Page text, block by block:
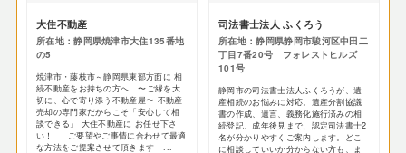
大住不動産
所在地：静岡県焼津市大住135番地
の5
焼津市・藤枝市～静岡県東部方面に 相
続不動産をお持ちの方へ 〜ご縁を大
切に、心で寄り添う不動産屋〜 不動産
売却の専門家だからこそ「安心して相
談できる」 大住不動産に お任せ下さ
い！ ご要望やご事情に合わせて最適
な方法をご提案させて頂きます ...
司法書士法人 ふくろう
所在地：静岡県静岡市駿河区中田二
丁目7番20号 フォレストヒルズ
101号
静岡市の司法書士法人ふくろうが、遺
産相続のお悩みに対応。遺産分割協議
書の作成、遺言、義務化施行済みの相
続登記、成年後見まで、認定司法書士2
名が分かりやすくご案内します。どこ
に相談していいか分からない方も、ま